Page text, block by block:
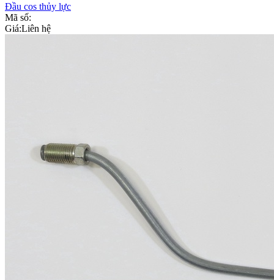
Đầu cos thủy lực
Mã số:
Giá:Liên hệ